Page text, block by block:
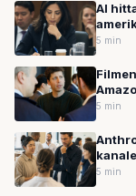
AI
test
5 min
5 min
5 min